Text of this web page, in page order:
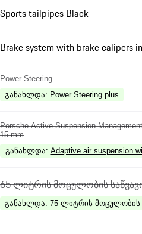
Sports tailpipes Black
Brake system with brake calipers
Power Steering
განახლდა: Power Steering plus
Porsche Active Suspension
15 mm
განახლდა: Adaptive air suspension
65 ლიტრის მოცულობის
განახლდა: 75 ლიტრის მოცულობის